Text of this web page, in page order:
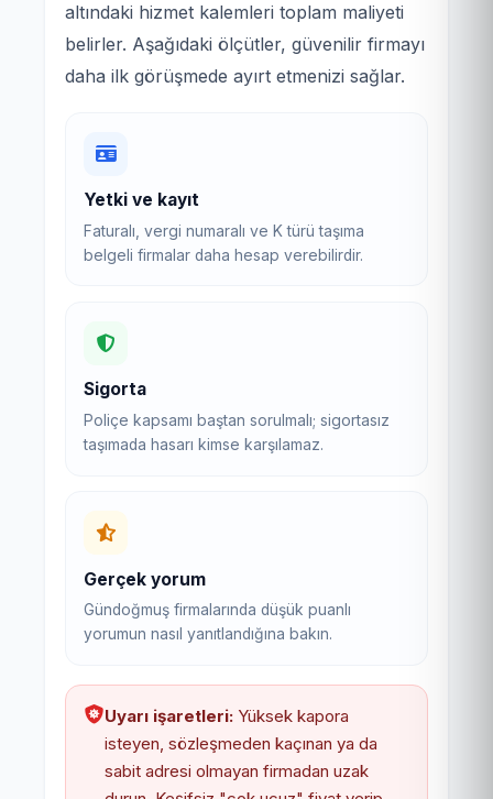
altındaki hizmet kalemleri toplam maliyeti
belirler. Aşağıdaki ölçütler, güvenilir firmayı
daha ilk görüşmede ayırt etmenizi sağlar.
Yetki ve kayıt
Faturalı, vergi numaralı ve K türü taşıma
belgeli firmalar daha hesap verebilirdir.
Sigorta
Poliçe kapsamı baştan sorulmalı; sigortasız
taşımada hasarı kimse karşılamaz.
Gerçek yorum
Gündoğmuş firmalarında düşük puanlı
yorumun nasıl yanıtlandığına bakın.
Uyarı işaretleri: Yüksek kapora
isteyen, sözleşmeden kaçınan ya da
sabit adresi olmayan firmadan uzak